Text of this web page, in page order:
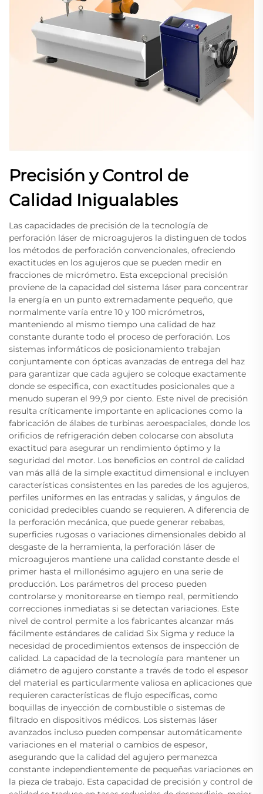
Precisión y Control de
Calidad Inigualables
Las capacidades de precisión de la tecnología de
perforación láser de microagujeros la distinguen de todos
los métodos de perforación convencionales, ofreciendo
exactitudes en los agujeros que se pueden medir en
fracciones de micrómetro. Esta excepcional precisión
proviene de la capacidad del sistema láser para concentrar
la energía en un punto extremadamente pequeño, que
normalmente varía entre 10 y 100 micrómetros,
manteniendo al mismo tiempo una calidad de haz
constante durante todo el proceso de perforación. Los
sistemas informáticos de posicionamiento trabajan
conjuntamente con ópticas avanzadas de entrega del haz
para garantizar que cada agujero se coloque exactamente
donde se especifica, con exactitudes posicionales que a
menudo superan el 99,9 por ciento. Este nivel de precisión
resulta críticamente importante en aplicaciones como la
fabricación de álabes de turbinas aeroespaciales, donde los
orificios de refrigeración deben colocarse con absoluta
exactitud para asegurar un rendimiento óptimo y la
seguridad del motor. Los beneficios en control de calidad
van más allá de la simple exactitud dimensional e incluyen
características consistentes en las paredes de los agujeros,
perfiles uniformes en las entradas y salidas, y ángulos de
conicidad predecibles cuando se requieren. A diferencia de
la perforación mecánica, que puede generar rebabas,
superficies rugosas o variaciones dimensionales debido al
desgaste de la herramienta, la perforación láser de
microagujeros mantiene una calidad constante desde el
primer hasta el millonésimo agujero en una serie de
producción. Los parámetros del proceso pueden
controlarse y monitorearse en tiempo real, permitiendo
correcciones inmediatas si se detectan variaciones. Este
nivel de control permite a los fabricantes alcanzar más
fácilmente estándares de calidad Six Sigma y reduce la
necesidad de procedimientos extensos de inspección de
calidad. La capacidad de la tecnología para mantener un
diámetro de agujero constante a través de todo el espesor
del material es particularmente valiosa en aplicaciones que
requieren características de flujo específicas, como
boquillas de inyección de combustible o sistemas de
filtrado en dispositivos médicos. Los sistemas láser
avanzados incluso pueden compensar automáticamente
variaciones en el material o cambios de espesor,
asegurando que la calidad del agujero permanezca
constante independientemente de pequeñas variaciones en
la pieza de trabajo. Esta capacidad de precisión y control de